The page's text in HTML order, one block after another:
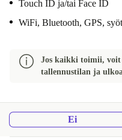
Touch ID ja/tai Face ID
WiFi, Bluetooth, GPS,
Jos kaikki toimii, voit
tallennustilan ja
Ei